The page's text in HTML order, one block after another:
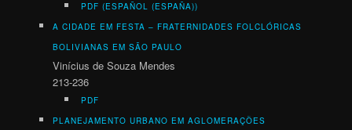
PDF (ESPAÑOL (ESPAÑA))
A CIDADE EM FESTA – FRATERNIDADES FOLCLÓRICAS
BOLIVIANAS EM SÃO PAULO
Vinícius de Souza Mendes
213-236
PDF
PLANEJAMENTO URBANO EM AGLOMERAÇÕES